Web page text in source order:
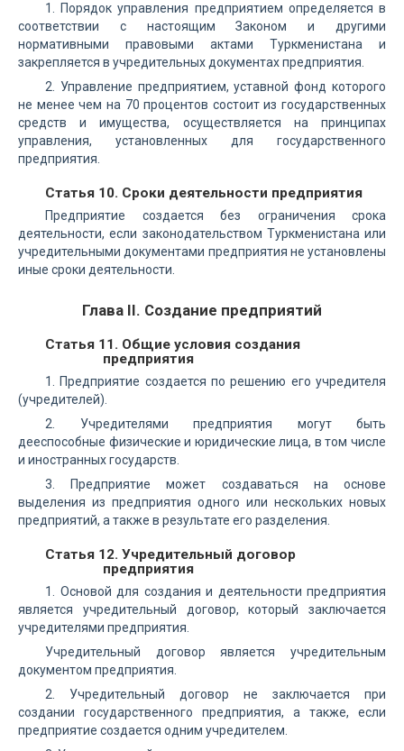
1. Порядок управления предприятием определяется в
соответствии с настоящим Законом и другими
нормативными правовыми актами Туркменистана и
закрепляется в учредительных документах предприятия.
2. Управление предприятием, уставной фонд которого
не менее чем на 70 процентов состоит из государственных
средств и имущества, осуществляется на принципах
управления, установленных для государственного
предприятия.
Статья 10. Сроки деятельности предприятия
Предприятие создается без ограничения срока
деятельности, если законодательством Туркменистана или
учредительными документами предприятия не установлены
иные сроки деятельности.
Глава II. Создание предприятий
Статья 11. Общие условия создания
предприятия
1. Предприятие создается по решению его учредителя
(учредителей).
2. Учредителями предприятия могут быть
дееспособные физические и юридические лица, в том числе
и иностранных государств.
3. Предприятие может создаваться на основе
выделения из предприятия одного или нескольких новых
предприятий, а также в результате его разделения.
Статья 12. Учредительный договор
предприятия
1. Основой для создания и деятельности предприятия
является учредительный договор, который заключается
учредителями предприятия.
Учредительный договор является учредительным
документом предприятия.
2. Учредительный договор не заключается при
создании государственного предприятия, а также, если
предприятие создается одним учредителем.